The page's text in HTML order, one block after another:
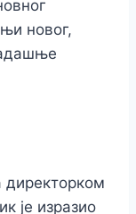
новог,
директорком
је изразио